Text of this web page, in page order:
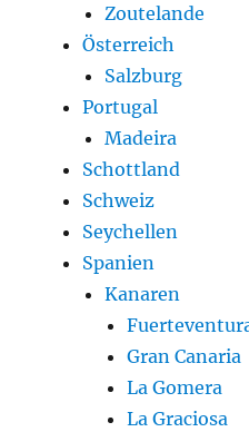
Zoutelande
Österreich
Salzburg
Portugal
Madeira
Schottland
Schweiz
Seychellen
Spanien
Kanaren
Gran Canaria
La Gomera
La Graciosa